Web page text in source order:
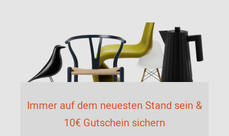
Immer auf dem neuesten Stand sein &
10€ Gutschein sichern